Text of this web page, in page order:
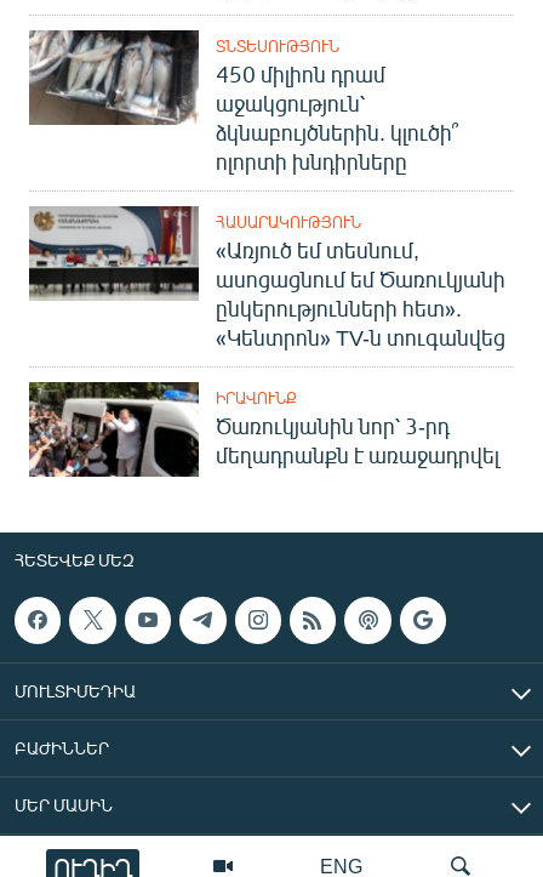
«Ազատության» բոլոր կայքերը
ENG
ՈՒՂԻՂ
ՏՆՏԵՍՈՒԹՅՈՒՆ
450 միլիոն դրամ
աջակցություն՝
ձկնաբույծներին. կլուծի՞
ոլորտի խնդիրները
ՀԱՍԱՐԱԿՈՒԹՅՈՒՆ
«Առյուծ եմ տեսնում,
ասոցացնում եմ Ծառուկյանի
ընկերությունների հետ».
«Կենտրոն» TV-ն տուգանվեց
ԻՐԱՎՈՒՆՔ
Ծառուկյանին նոր՝ 3-րդ
մեղադրանքն է առաջադրվել
ՀԵՏԵՎԵՔ ՄԵԶ
ՄՈՒԼՏԻՄԵԴԻԱ
ԲԱԺԻՆՆԵՐ
ՄԵՐ ՄԱՍԻՆ
«Ազատ Եվրոպա/Ազատություն» ռադիոկայան © 2026